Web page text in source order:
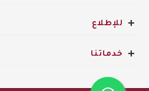
للإطلاع +
خدماتنا +